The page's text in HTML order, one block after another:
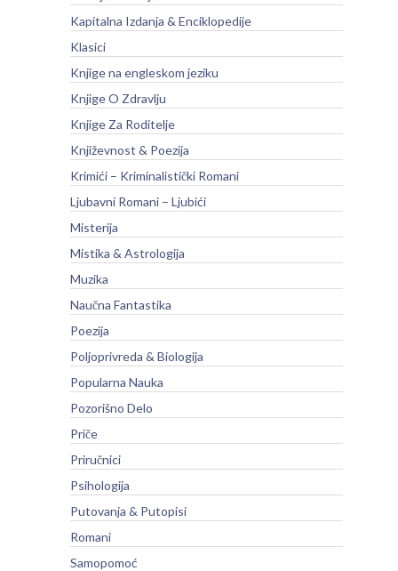
Kapitalna Izdanja & Enciklopedije
Klasici
Knjige na engleskom jeziku
Knjige O Zdravlju
Knjige Za Roditelje
Književnost & Poezija
Krimići – Kriminalistički Romani
Ljubavni Romani – Ljubići
Misterija
Mistika & Astrologija
Muzika
Naučna Fantastika
Poezija
Poljoprivreda & Biologija
Popularna Nauka
Pozorišno Delo
Priče
Priručnici
Psihologija
Putovanja & Putopisi
Romani
Samopomoć